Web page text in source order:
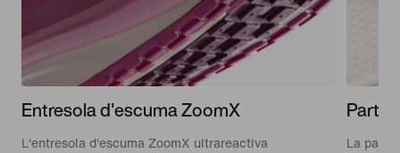
Entresola d'escuma ZoomX
L'entresola d'escuma ZoomX ultrareactiva
Part
La part